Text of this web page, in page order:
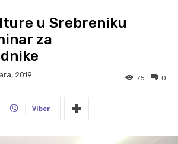
u Srebreniku
za
2019 0
75
Viber